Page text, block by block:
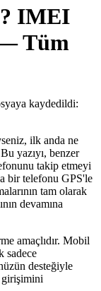
IMEI
Tüm
kaydedildi:
ilk anda ne
yazıyı, benzer
takip etmeyi
bir telefonu GPS'le
tam olarak
devamına
amaçlıdır. Mobil
sadece
desteğiyle